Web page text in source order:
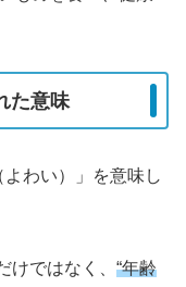
た意味
よわい）」を意味し
ではなく、 “年齢